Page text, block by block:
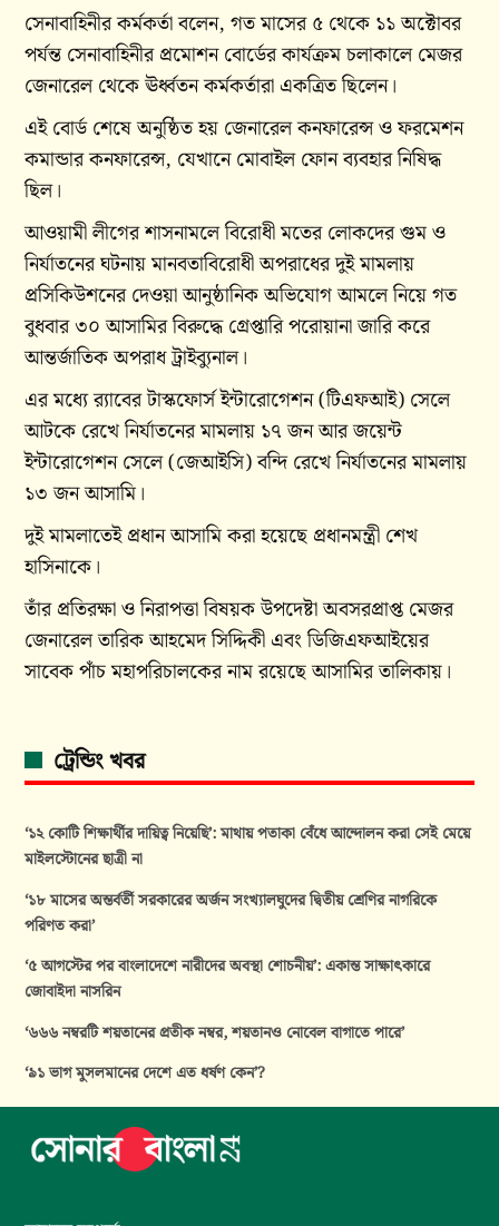
সেনাবাহিনীর কর্মকর্তা বলেন, গত মাসের ৫ থেকে ১১ অক্টোবর
পর্যন্ত সেনাবাহিনীর প্রমোশন বোর্ডের কার্যক্রম চলাকালে মেজর
জেনারেল থেকে ঊর্ধ্বতন কর্মকর্তারা একত্রিত ছিলেন।
এই বোর্ড শেষে অনুষ্ঠিত হয় জেনারেল কনফারেন্স ও ফরমেশন
কমান্ডার কনফারেন্স, যেখানে মোবাইল ফোন ব্যবহার নিষিদ্ধ
ছিল।
আওয়ামী লীগের শাসনামলে বিরোধী মতের লোকদের গুম ও
নির্যাতনের ঘটনায় মানবতাবিরোধী অপরাধের দুই মামলায়
প্রসিকিউশনের দেওয়া আনুষ্ঠানিক অভিযোগ আমলে নিয়ে গত
বুধবার ৩০ আসামির বিরুদ্ধে গ্রেপ্তারি পরোয়ানা জারি করে
আন্তর্জাতিক অপরাধ ট্রাইব্যুনাল।
এর মধ্যে র‌্যাবের টাস্কফোর্স ইন্টারোগেশন (টিএফআই) সেলে
আটকে রেখে নির্যাতনের মামলায় ১৭ জন আর জয়েন্ট
ইন্টারোগেশন সেলে (জেআইসি) বন্দি রেখে নির্যাতনের মামলায়
১৩ জন আসামি।
দুই মামলাতেই প্রধান আসামি করা হয়েছে প্রধানমন্ত্রী শেখ
হাসিনাকে।
তাঁর প্রতিরক্ষা ও নিরাপত্তা বিষয়ক উপদেষ্টা অবসরপ্রাপ্ত মেজর
জেনারেল তারিক আহমেদ সিদ্দিকী এবং ডিজিএফআইয়ের
সাবেক পাঁচ মহাপরিচালকের নাম রয়েছে আসামির তালিকায়।
ট্রেন্ডিং খবর
‘১২ কোটি শিক্ষার্থীর দায়িত্ব নিয়েছি’: মাথায় পতাকা বেঁধে আন্দোলন করা সেই মেয়ে
মাইলস্টোনের ছাত্রী না
‘১৮ মাসের অন্তর্বর্তী সরকারের অর্জন সংখ্যালঘুদের দ্বিতীয় শ্রেণির নাগরিকে
পরিণত করা’
‘৫ আগস্টের পর বাংলাদেশে নারীদের অবস্থা শোচনীয়’: একান্ত সাক্ষাৎকারে
জোবাইদা নাসরিন
‘৬৬৬ নম্বরটি শয়তানের প্রতীক নম্বর, শয়তানও নোবেল বাগাতে পারে’
‘৯১ ভাগ মুসলমানের দেশে এত ধর্ষণ কেন’?